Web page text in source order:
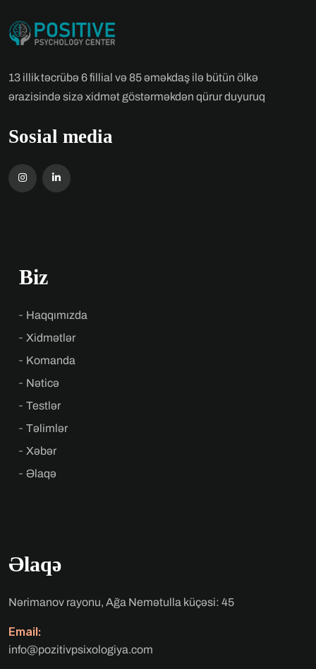
13 illik təcrübə 6 fillial və 85 əməkdaş ilə bütün ölkə
ərazisində sizə xidmət göstərməkdən qürur duyuruq
Sosial media
Biz
Haqqımızda
Xidmətlər
Komanda
Nəticə
Testlər
Təlimlər
Xəbər
Əlaqə
Əlaqə
Nərimanov rayonu, Ağa Nemətulla küçəsi: 45
Email:
info@pozitivpsixologiya.com